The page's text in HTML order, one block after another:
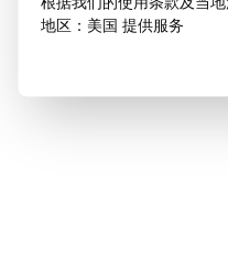
地区：美国 提供服务